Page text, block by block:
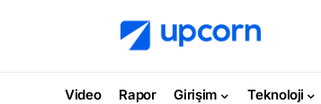
Video Rapor Girişim Teknoloji